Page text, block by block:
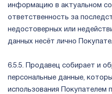
информацию в актуальном
ответственность за
недостоверных или
данных несёт лично
6.5.5. Продавец собирает и
персональные данные,
использования Покупателем